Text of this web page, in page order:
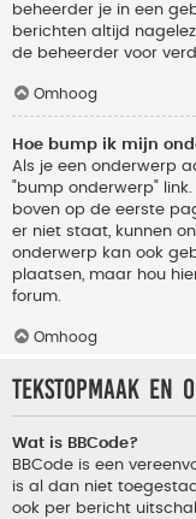
beheerder je in een
berichten altijd
de beheerder voor
Omhoog
Hoe bump ik mijn
Als je een onderwerp
"bump onderwerp"
boven op de eerste
er niet staat, kunnen
onderwerp kan ook
plaatsen, maar hou
forum.
Omhoog
Tekstopmaak en
Wat is BBCode?
BBCode is een
is al dan niet
ook per bericht